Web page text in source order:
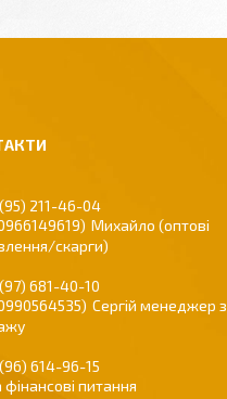
211-46-04
Михайло (оптові
скарги)
681-40-10
Сергій менеджер з
614-96-15
фінансові питання